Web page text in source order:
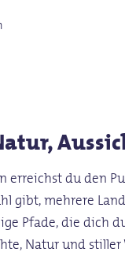
erreichst du den
gibt, mehrere
Pfade, die dich
Natur und